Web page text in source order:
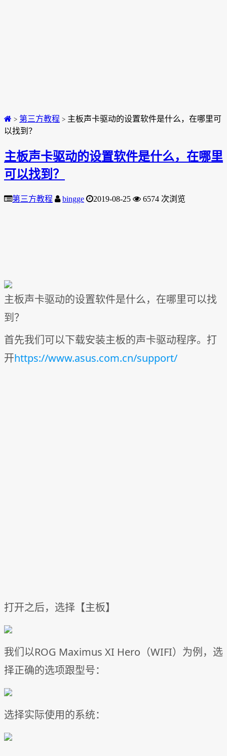
> 第三方教程 > 主板声卡驱动的设置软件是什么，在哪里可
以找到？
主板声卡驱动的设置软件是什么，在哪里
可以找到？
第三方教程 bingge 2019-08-25 6574 次浏览
主板声卡驱动的设置软件是什么，在哪里可以找
到？
首先我们可以下载安装主板的声卡驱动程序。打
开https://www.asus.com.cn/support/
打开之后，选择【主板】
我们以ROG Maximus XI Hero（WIFI）为例，选
择正确的选项跟型号：
选择实际使用的系统：